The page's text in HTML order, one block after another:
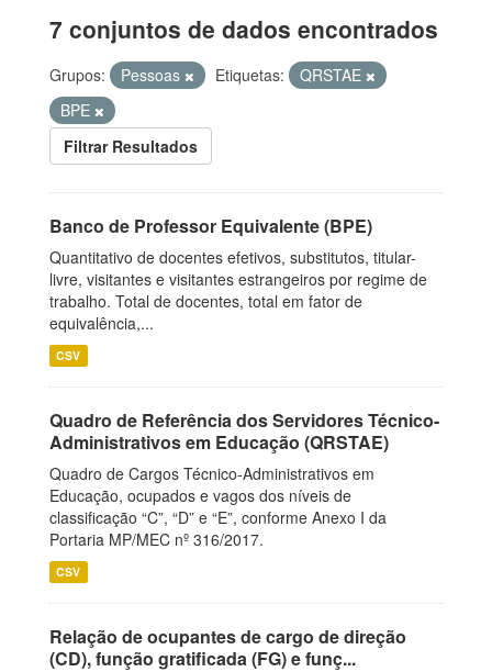
7 conjuntos de dados encontrados
Grupos: Pessoas Etiquetas:
QRSTAE
BPE
Filtrar Resultados
Banco de Professor Equivalente (BPE)
Quantitativo de docentes efetivos, substitutos, titular-
livre, visitantes e visitantes estrangeiros por regime de
trabalho. Total de docentes, total em fator de
equivalência,...
CSV
Quadro de Referência dos Servidores Técnico-
Administrativos em Educação (QRSTAE)
Quadro de Cargos Técnico-Administrativos em
Educação, ocupados e vagos dos níveis de
classificação “C”, “D” e “E”, conforme Anexo I da
Portaria MP/MEC nº 316/2017.
CSV
Relação de ocupantes de cargo de direção
(CD), função gratificada (FG) e funç...